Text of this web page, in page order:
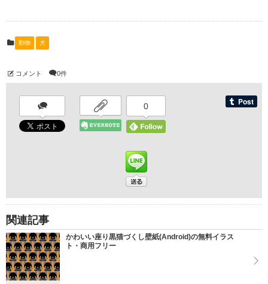
動物 犬
コメント 0件
0
関連記事
かわいい座り黒猫づくし壁紙(Android)の無料イラス
ト・商用フリー